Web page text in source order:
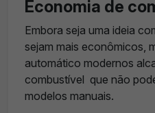
Economia de
Embora seja uma ideia
sejam mais econômicos,
automático modernos
combustível que não
modelos manuais.